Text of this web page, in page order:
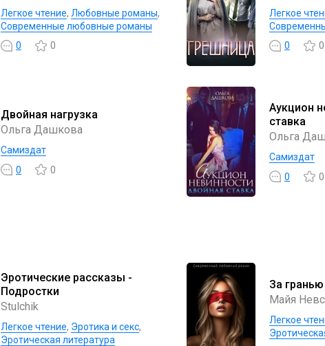
Легкое чтение, Любовные романы,
Современные любовные романы
0
0
Легкое
0
0
Двойная нагрузка
Ольга Дашкова
Самиздат
0
0
Аукцион
ставка
Ольга
Самиздат
0
0
Эротические рассказы -
Подростки
Stulchik
Легкое чтение, Эротика и секс,
Эротическая литература
За
Майя
Легкое